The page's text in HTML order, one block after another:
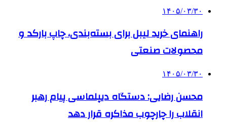
۱۴۰۵/۰۳/۳۰
راهنمای خرید لیبل برای بسته‌بندی، چاپ بارکد و
محصولات صنعتی
۱۴۰۵/۰۳/۳۰
محسن رضایی: دستگاه دیپلماسی پیام رهبر
انقلاب را چارچوب مذاکره قرار دهد